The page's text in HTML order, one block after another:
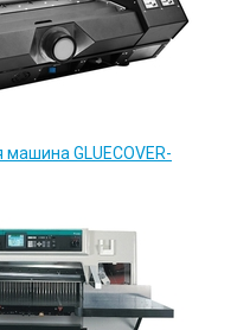
GLUECOVER-